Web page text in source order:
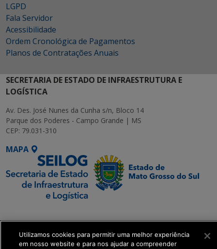
LGPD
Fala Servidor
Acessibilidade
Ordem Cronológica de Pagamentos
Planos de Contratações Anuais
SECRETARIA DE ESTADO DE INFRAESTRUTURA E
LOGÍSTICA
Av. Des. José Nunes da Cunha s/n, Bloco 14
Parque dos Poderes - Campo Grande | MS
CEP: 79.031-310
MAPA
Executiva de
Transformação Digital
Utilizamos cookies para permitir uma melhor experiência
em nosso website e para nos ajudar a compreender